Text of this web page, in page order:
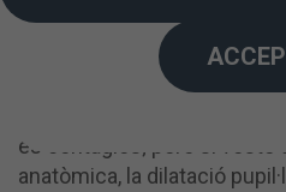
és contagiós; però si vostè
anatòmica, la dilatació